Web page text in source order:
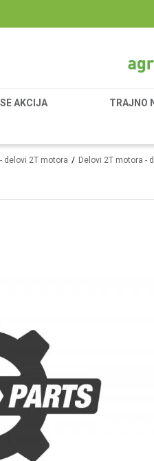
AKCIJA TRAJNO
delovi 2T motora Delovi 2T motora -